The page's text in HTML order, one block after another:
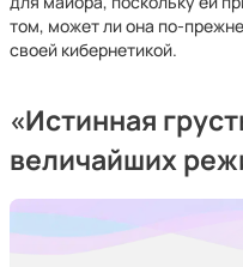
том, может ли она по-
своей кибернетикой.
«Истинная
величайших